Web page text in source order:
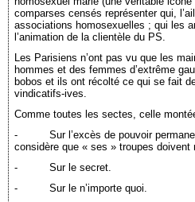
comparses censés représenter qui,
associations homosexuelles ; qui les
l’animation de la clientèle du PS.
Les Parisiens n’ont pas vu que les
hommes et des femmes d’extrême
bobos et ils ont récolté ce qui se fait
vindicatifs-ives.
Comme toutes les sectes, celle
- Sur l’excès de pouvoir
considère que « ses » troupes doivent
- Sur le secret.
- Sur le n’importe quoi.